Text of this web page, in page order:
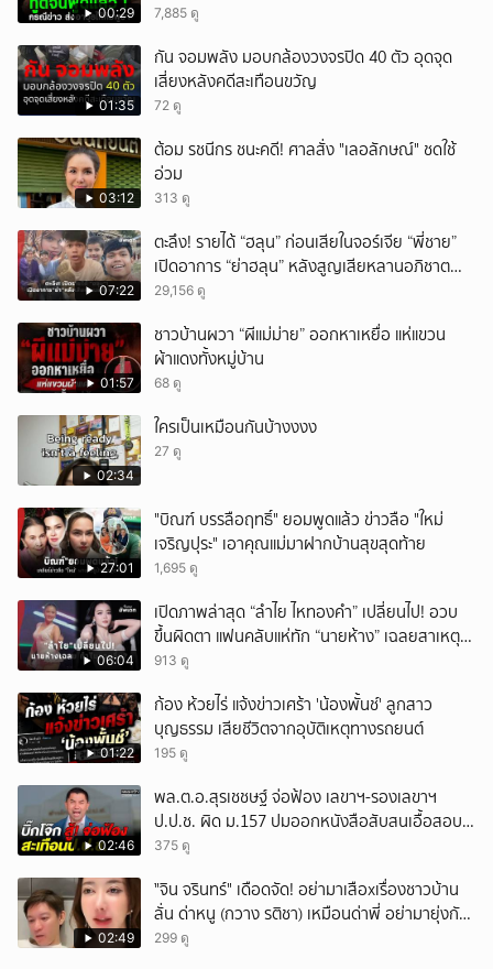
00:29 7,885 ดู
01:35
กัน จอมพลัง มอบกล้องวงจรปิด 40 ตัว อุดจุด
เสี่ยงหลังคดีสะเทือนขวัญ
72 ดู
03:12
ต้อม รชนีกร ชนะคดี! ศาลสั่ง "เลอลักษณ์" ชดใช้
อ่วม
313 ดู
07:22
ตะลึง! รายได้ “ฮลุน” ก่อนเสียในจอร์เจีย “พี่ชาย”
เปิดอาการ “ย่าฮลุน” หลังสูญเสียหลานอภิชาต
บุตร!
29,156 ดู
01:57
ชาวบ้านผวา “ผีแม่ม่าย” ออกหาเหยื่อ แห่แขวน
ผ้าแดงทั้งหมู่บ้าน
68 ดู
02:34
ใครเป็นเหมือนกันบ้างงงง
27 ดู
27:01
"บิณฑ์ บรรลือฤทธิ์" ยอมพูดแล้ว ข่าวลือ "ใหม่
เจริญปุระ" เอาคุณแม่มาฝากบ้านสุขสุดท้าย
1,695 ดู
06:04
เปิดภาพล่าสุด “ลำไย ไหทองคำ” เปลี่ยนไป! อวบ
ขึ้นผิดตา แฟนคลับแห่ทัก “นายห้าง” เฉลยสาเหตุ
ชัด!
913 ดู
01:22
ก้อง ห้วยไร่ แจ้งข่าวเศร้า 'น้องพั้นช์' ลูกสาว
บุญธรรม เสียชีวิตจากอุบัติเหตุทางรถยนต์
195 ดู
02:46
พล.ต.อ.สุรเชชษฐ์ จ่อฟ้อง เลขาฯ-รองเลขาฯ
ป.ป.ช. ผิด ม.157 ปมออกหนังสือสับสนเอื้อสอบ
คดีซ้ำซ้อน
375 ดู
02:49
ั่"จิน จรินทร์" เดือดจัด! อย่ามาเสือxเรื่องชาวบ้าน
ลั่น ด่าหนู (กวาง รติชา) เหมือนด่าพี่ อย่ามายุ่งกับ
คนของผม จบ!!!
299 ดู